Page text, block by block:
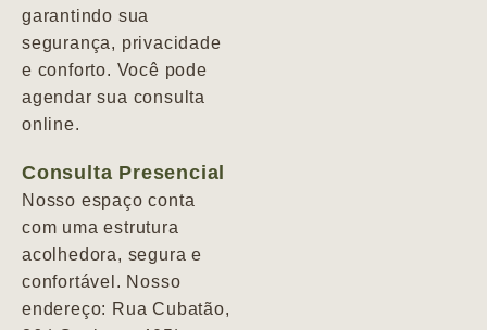
garantindo sua
segurança, privacidade
e conforto. Você pode
agendar sua consulta
online.
Consulta Presencial
Nosso espaço conta
com uma estrutura
acolhedora, segura e
confortável. Nosso
endereço: Rua Cubatão,